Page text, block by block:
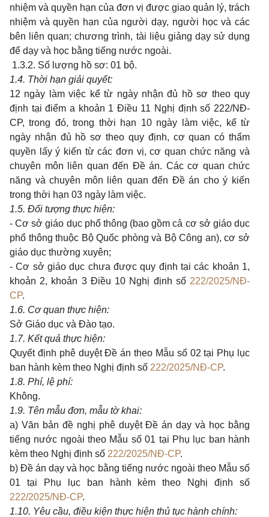
nhiệm và quyền hạn của đơn vị được giao quản lý, trách
nhiệm và quyền hạn của người dạy, người học và các
bên liên quan; chương trình, tài liệu giảng dạy sử dụng
để dạy và học bằng tiếng nước ngoài.
1.3.2. Số lượng hồ sơ: 01 bộ.
1.4. Thời hạn giải quyết:
12 ngày làm việc kể từ ngày nhận đủ hồ sơ theo quy
định tại điểm a khoản 1 Điều 11 Nghị định số 222/NĐ-
CP, trong đó, trong thời hạn 10 ngày làm việc, kể từ
ngày nhận đủ hồ sơ theo quy định, cơ quan có thẩm
quyền lấy ý kiến từ các đơn vị, cơ quan chức năng và
chuyên môn liên quan đến Đề án. Các cơ quan chức
năng và chuyên môn liên quan đến Đề án cho ý kiến
trong thời hạn 03 ngày làm việc.
1.5. Đối tượng thực hiện:
- Cơ sở giáo dục phổ thông (bao gồm cả cơ sở giáo dục
phổ thông thuộc Bộ Quốc phòng và Bộ Công an), cơ sở
giáo dục thường xuyên;
- Cơ sở giáo dục chưa được quy định tại các khoản 1,
khoản 2, khoản 3 Điều 10 Nghị định số 222/2025/NĐ-
CP.
1.6. Cơ quan thực hiện:
Sở Giáo dục và Đào tạo.
1.7. Kết quả thực hiện:
Quyết định phê duyệtĐề án theo Mẫu số 02 tại Phụ lục
ban hành kèm theo Nghị định số 222/2025/NĐ-CP.
1.8. Phí, lệ phí:
Không.
1.9. Tên mẫu đơn, mẫu tờ khai:
a) Văn bản đề nghị phê duyệt Đề án dạy và học bằng
tiếng nước ngoài theo Mẫu số 01 tại Phụ lục ban hành
kèm theo Nghị định số 222/2025/NĐ-CP.
b) Đề án dạy và học bằng tiếng nước ngoài theo Mẫu số
01 tại Phụ lục ban hành kèm theo Nghị định số
222/2025/NĐ-CP.
1.10. Yêu cầu, điều kiện thực hiện thủ tục hành chính: